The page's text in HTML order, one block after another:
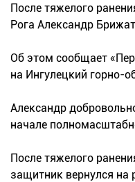
После тяжелого
Рога Александр
Об этом сообщает
на Ингулецкий горно-
Александр
начале
После тяжелого
защитник вернулся на